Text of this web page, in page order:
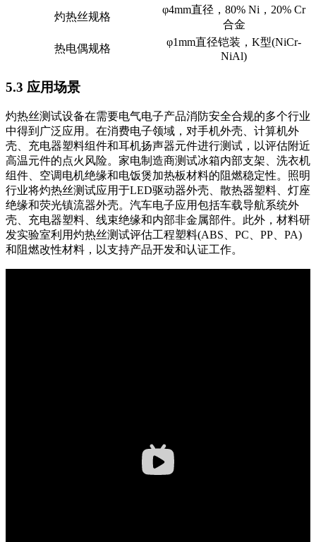
灼热丝规格
φ4mm直径，80% Ni，20% Cr
合金
热电偶规格
φ1mm直径铠装，K型(NiCr-
NiAl)
5.3 应用场景
灼热丝测试设备在需要电气电子产品消防安全合规的多个行业
中得到广泛应用。在消费电子领域，对手机外壳、计算机外
壳、充电器塑料组件和耳机扬声器元件进行测试，以评估附近
高温元件的点火风险。家电制造商测试冰箱内部支架、洗衣机
组件、空调电机绝缘和电饭煲加热板材料的阻燃稳定性。照明
行业将灼热丝测试应用于LED驱动器外壳、散热器塑料、灯座
绝缘和荧光镇流器外壳。汽车电子应用包括车载导航系统外
壳、充电器塑料、线束绝缘和内部非金属部件。此外，材料研
发实验室利用灼热丝测试评估工程塑料(ABS、PC、PP、PA)
和阻燃改性材料，以支持产品开发和认证工作。